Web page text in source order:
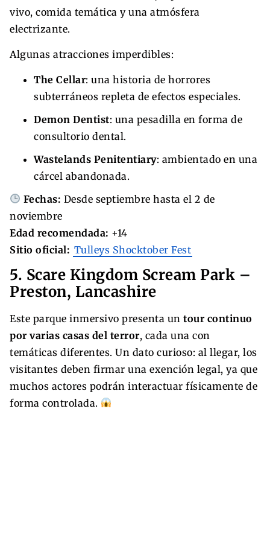
vivo, comida temática y una atmósfera
electrizante.
Algunas atracciones imperdibles:
The Cellar: una historia de horrores
subterráneos repleta de efectos especiales.
Demon Dentist: una pesadilla en forma de
consultorio dental.
Wastelands Penitentiary: ambientado en una
cárcel abandonada.
Fechas: Desde septiembre hasta el 2 de
noviembre
Edad recomendada: +14
Sitio oficial: Tulleys Shocktober Fest
5. Scare Kingdom Scream Park –
Preston, Lancashire
Este parque inmersivo presenta un tour continuo
por varias casas del terror, cada una con
temáticas diferentes. Un dato curioso: al llegar, los
visitantes deben firmar una exención legal, ya que
muchos actores podrán interactuar físicamente de
forma controlada.